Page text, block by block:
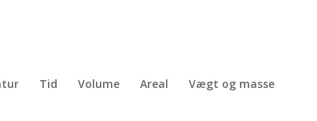
Tid Volume Areal Vægt og masse